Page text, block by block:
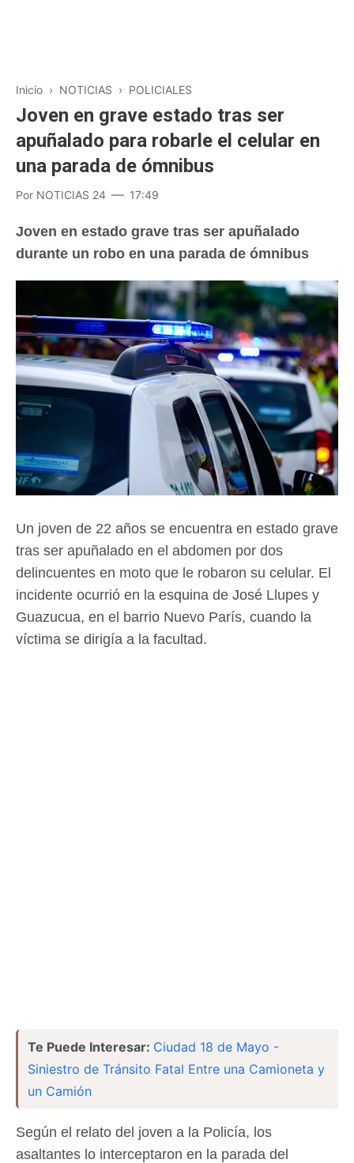
Inicio › NOTICIAS › POLICIALES
Joven en grave estado tras ser
apuñalado para robarle el celular en
una parada de ómnibus
Por NOTICIAS 24 17:49
Joven en estado grave tras ser apuñalado
durante un robo en una parada de ómnibus
Un joven de 22 años se encuentra en estado grave
tras ser apuñalado en el abdomen por dos
delincuentes en moto que le robaron su celular. El
incidente ocurrió en la esquina de José Llupes y
Guazucua, en el barrio Nuevo París, cuando la
víctima se dirigía a la facultad.
Te Puede Interesar: Ciudad 18 de Mayo -
Siniestro de Tránsito Fatal Entre una Camioneta y
un Camión
Según el relato del joven a la Policía, los
asaltantes lo interceptaron en la parada del